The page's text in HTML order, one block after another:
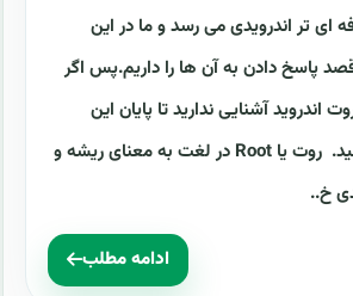
ای تر اندرویدی می رسد و ما در این
پاسخ دادن به آن ها را داریم.پس اگر
اندروید آشنایی ندارید تا پایان این
پست همراه ما باشید. روت یا Root در لغت به معنای ریشه و
خ..
ادامه مطلب